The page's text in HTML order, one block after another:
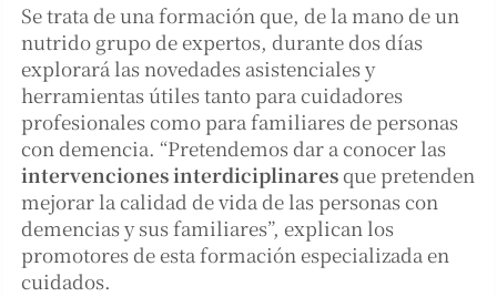
Se trata de una formación que, de la mano de un
nutrido grupo de expertos, durante dos días
explorará las novedades asistenciales y
herramientas útiles tanto para cuidadores
profesionales como para familiares de personas
con demencia. “Pretendemos dar a conocer las
intervenciones interdiciplinaresque pretenden
mejorar la calidad de vida de las personas con
demencias y sus familiares”, explican los
promotores de esta formación especializada en
cuidados.